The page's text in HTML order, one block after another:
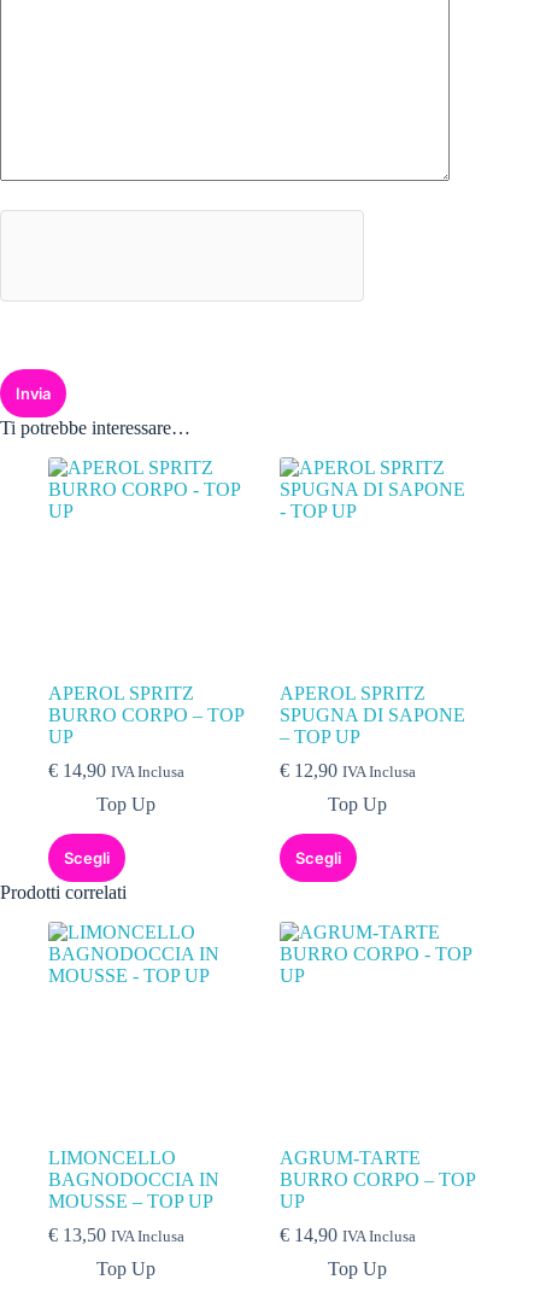
Invia
Ti potrebbe interessare…
APEROL SPRITZ
BURRO CORPO – TOP
UP
€ 14,90 IVA Inclusa
Top Up
Scegli
APEROL SPRITZ
SPUGNA DI SAPONE
– TOP UP
€ 12,90 IVA Inclusa
Top Up
Scegli
Prodotti correlati
LIMONCELLO
BAGNODOCCIA IN
MOUSSE – TOP UP
€ 13,50 IVA Inclusa
Top Up
AGRUM-TARTE
BURRO CORPO – TOP
UP
€ 14,90 IVA Inclusa
Top Up